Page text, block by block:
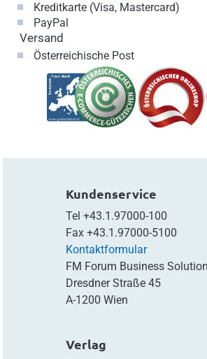
Kreditkarte (Visa, Mastercard)
PayPal
Versand
Österreichische Post
Kundenservice
Tel +43.1.97000-100
Fax +43.1.97000-5100
Kontaktformular
FM Forum Business
Dresdner Straße 45
A-1200 Wien
Verlag